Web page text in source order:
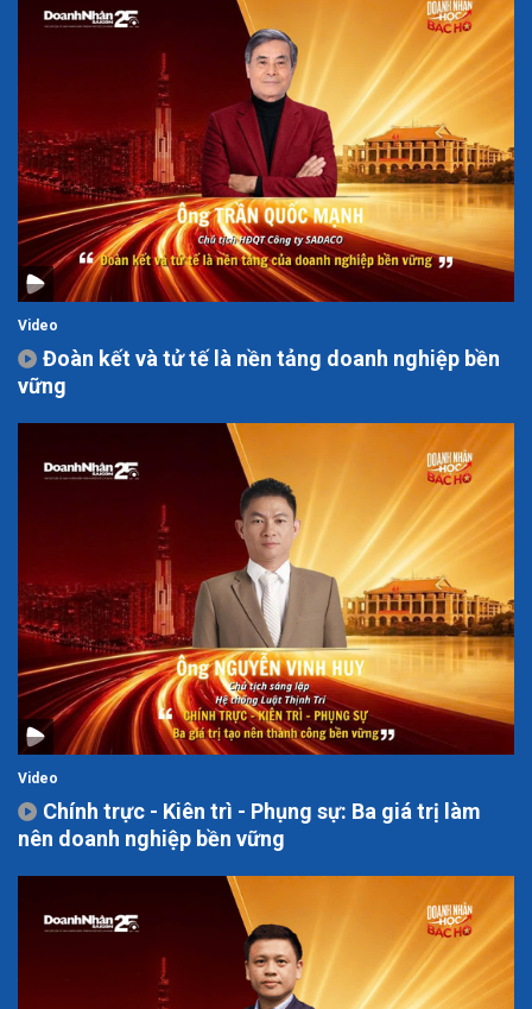
Video
Đoàn kết và tử tế là nền tảng doanh nghiệp bền
vững
Video
Chính trực - Kiên trì - Phụng sự: Ba giá trị làm
nên doanh nghiệp bền vững